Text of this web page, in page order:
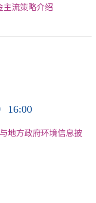
主流策略介绍
16:00
地方政府环境信息披